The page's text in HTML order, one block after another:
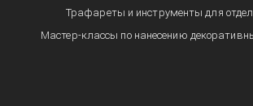
Трафареты и инструменты для
Мастер-классы по нанесению